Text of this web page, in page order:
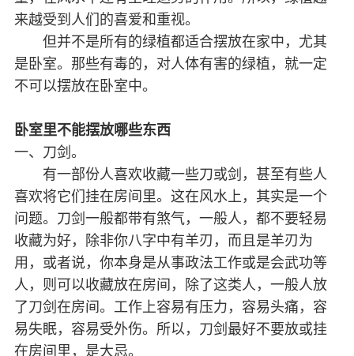
来越受到人们的喜爱和重视。
但并不是所有的绿植都适合摆放在家中，尤其
是卧室。那些有毒的，对人体有害的绿植，就一定
不可以摆放在卧室中。
卧室里不能摆放哪些东西
一、刀剑。
有一部份人喜欢收藏一些刀或剑，甚至有些人
喜欢将它们挂在房间里。这在风水上，其实是一个
问题。刀剑一般都带有煞气，一般人，都不要轻易
收藏为好，除非你八字中有羊刃，而且是羊刃为
用，或者说，你本身是从事政法工作或是会武功等
人，则可以收藏放在房间，除了这类人，一般人放
了刀剑在房间。工作上容易有压力，容易头痛，容
易失眠，容易受外伤。所以，刀剑最好不要放或挂
在房间里，是大忌。